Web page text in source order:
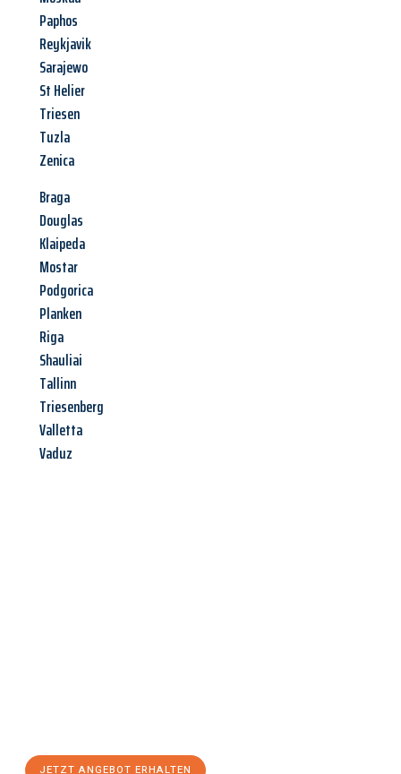
Paphos
Reykjavik
Sarajewo
St Helier
Triesen
Tuzla
Zenica
Braga
Douglas
Klaipeda
Mostar
Podgorica
Planken
Riga
Shauliai
Tallinn
Triesenberg
Valletta
Vaduz
JETZT ANGEBOT ERHALTEN